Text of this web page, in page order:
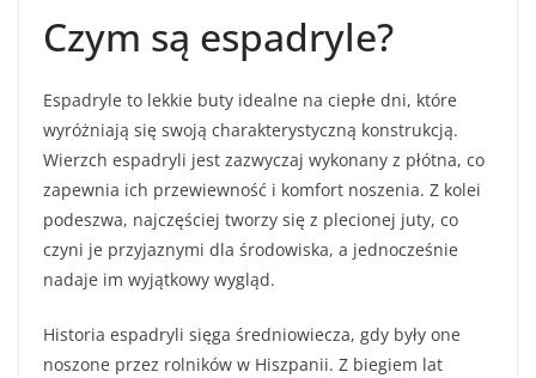
Czym są espadryle?
Espadryle to lekkie buty idealne na ciepłe dni, które
wyróżniają się swoją charakterystyczną konstrukcją.
Wierzch espadryli jest zazwyczaj wykonany z płótna, co
zapewnia ich przewiewność i komfort noszenia. Z kolei
podeszwa, najczęściej tworzy się z plecionej juty, co
czyni je przyjaznymi dla środowiska, a jednocześnie
nadaje im wyjątkowy wygląd.
Historia espadryli sięga średniowiecza, gdy były one
noszone przez rolników w Hiszpanii. Z biegiem lat